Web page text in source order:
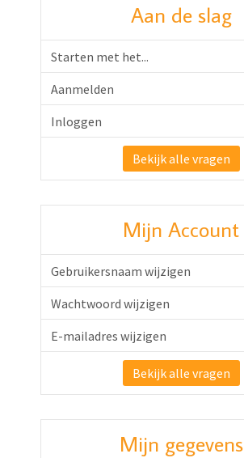
Aan de slag
Starten met het...
Aanmelden
Inloggen
Bekijk alle vragen
Mijn Account
Gebruikersnaam wijzigen
Wachtwoord wijzigen
E-mailadres wijzigen
Bekijk alle vragen
Mijn gegevens